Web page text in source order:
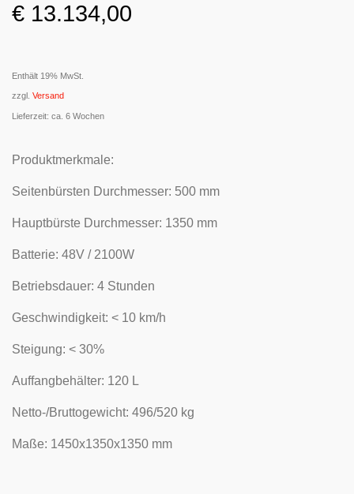
€ 13.134,00
Enthält 19% MwSt.
zzgl. Versand
Lieferzeit: ca. 6 Wochen
Produktmerkmale:
Seitenbürsten Durchmesser: 500 mm
Hauptbürste Durchmesser: 1350 mm
Batterie: 48V / 2100W
Betriebsdauer: 4 Stunden
Geschwindigkeit: < 10 km/h
Steigung: < 30%
Auffangbehälter: 120 L
Netto-/Bruttogewicht: 496/520 kg
Maße: 1450x1350x1350 mm